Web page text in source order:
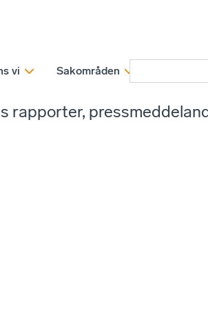
vi Sakområden
rapporter,